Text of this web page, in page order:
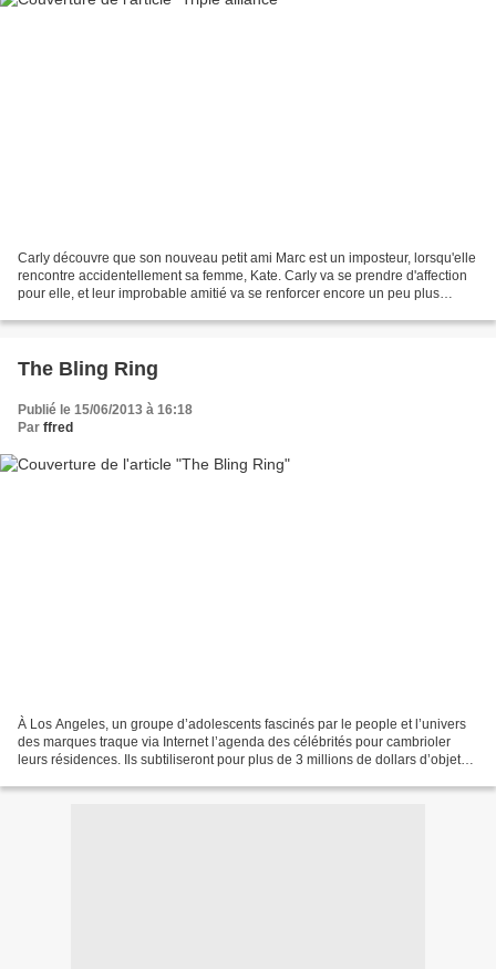
Carly découvre que son nouveau petit ami Marc est un imposteur, lorsqu'elle
rencontre accidentellement sa femme, Kate. Carly va se prendre d'affection
pour elle, et leur improbable amitié va se renforcer encore un peu plus
The Bling Ring
Publié le 15/06/2013 à 16:18
Par ffred
À Los Angeles, un groupe d’adolescents fascinés par le people et l’univers
des marques traque via Internet l’agenda des célébrités pour cambrioler
leurs résidences. Ils subtiliseront pour plus de 3 millions de dollars d’objets